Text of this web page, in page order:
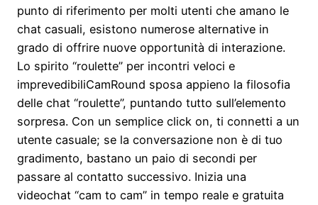
punto di riferimento per molti utenti che amano le
chat casuali, esistono numerose alternative in
grado di offrire nuove opportunità di interazione.
Lo spirito “roulette” per incontri veloci e
imprevedibiliCamRound sposa appieno la filosofia
delle chat “roulette”, puntando tutto sull’elemento
sorpresa. Con un semplice click on, ti connetti a un
utente casuale; se la conversazione non è di tuo
gradimento, bastano un paio di secondi per
passare al contatto successivo. Inizia una
videochat “cam to cam” in tempo reale e gratuita